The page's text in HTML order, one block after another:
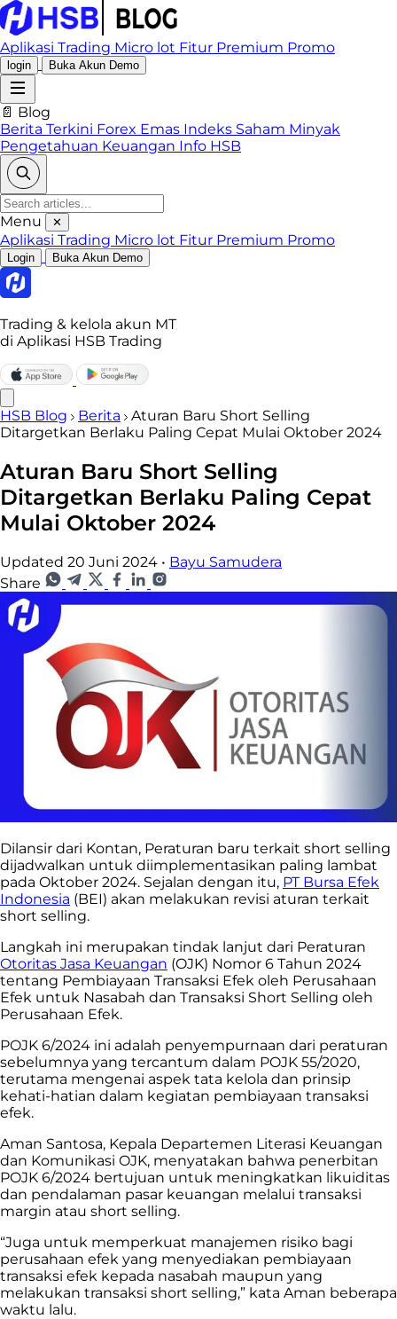
Aplikasi Trading Micro lot Fitur Premium Promo
login Buka Akun Demo
📄 Blog
Berita Terkini Forex Emas Indeks Saham Minyak
Pengetahuan Keuangan Info HSB
Menu ✕
Aplikasi Trading Micro lot Fitur Premium Promo
Login Buka Akun Demo
Trading & kelola akun MT
di Aplikasi HSB Trading
HSB Blog Berita
Aturan Baru Short Selling
Ditargetkan Berlaku Paling Cepat Mulai Oktober 2024
Aturan Baru Short Selling
Ditargetkan Berlaku Paling Cepat
Mulai Oktober 2024
Updated 20 Juni 2024 • Bayu Samudera
Share
Dilansir dari Kontan, Peraturan baru terkait short selling
dijadwalkan untuk diimplementasikan paling lambat
pada Oktober 2024. Sejalan dengan itu, PT Bursa Efek
Indonesia (BEI) akan melakukan revisi aturan terkait
short selling.
Langkah ini merupakan tindak lanjut dari Peraturan
Otoritas Jasa Keuangan (OJK) Nomor 6 Tahun 2024
tentang Pembiayaan Transaksi Efek oleh Perusahaan
Efek untuk Nasabah dan Transaksi Short Selling oleh
Perusahaan Efek.
POJK 6/2024 ini adalah penyempurnaan dari peraturan
sebelumnya yang tercantum dalam POJK 55/2020,
terutama mengenai aspek tata kelola dan prinsip
kehati-hatian dalam kegiatan pembiayaan transaksi
efek.
Aman Santosa, Kepala Departemen Literasi Keuangan
dan Komunikasi OJK, menyatakan bahwa penerbitan
POJK 6/2024 bertujuan untuk meningkatkan likuiditas
dan pendalaman pasar keuangan melalui transaksi
margin atau short selling.
“Juga untuk memperkuat manajemen risiko bagi
perusahaan efek yang menyediakan pembiayaan
transaksi efek kepada nasabah maupun yang
melakukan transaksi short selling,” kata Aman beberapa
waktu lalu.